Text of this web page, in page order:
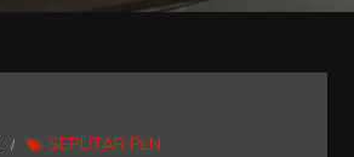
SEPUTAR PLN